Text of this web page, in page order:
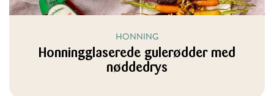
HONNING
Honningglaserede gulerødder med
nøddedrys